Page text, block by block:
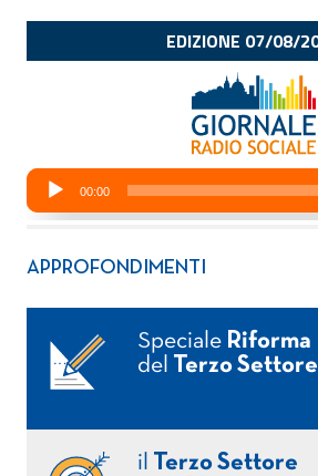
APPROFONDIMENTI
Speciale Riforma
del
Terzo Settore
il
Terzo Settore